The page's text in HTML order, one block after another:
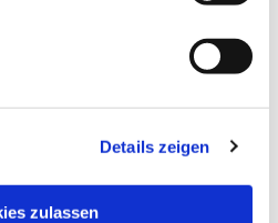
Details zeigen
zulassen